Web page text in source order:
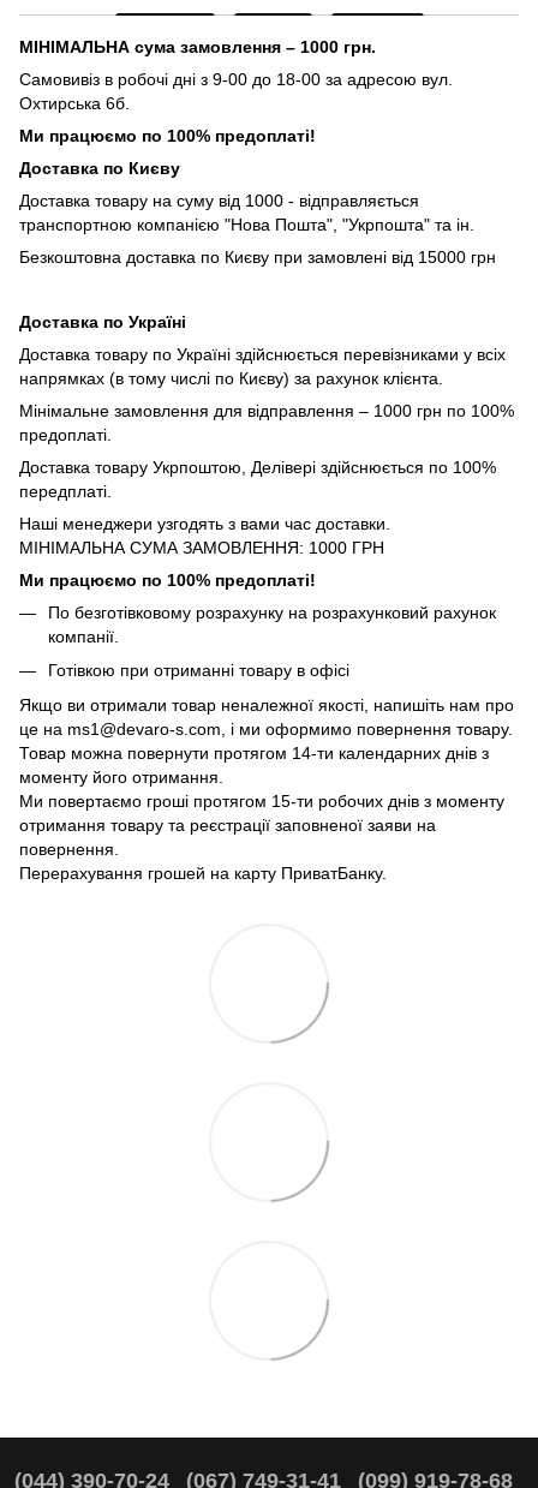
МІНІМАЛЬНА сума замовлення – 1000 грн.
Самовивіз в робочі дні з 9-00 до 18-00 за адресою вул.
Охтирська 6б.
Ми працюємо по 100% предоплаті!
Доставка по Києву
Доставка товару на суму від 1000 - відправляється
транспортною компанією "Нова Пошта", "Укрпошта" та ін.
Безкоштовна доставка по Києву при замовлені від 15000 грн
Доставка по Україні
Доставка товару по Україні здійснюється перевізниками у всіх
напрямках (в тому числі по Києву) за рахунок клієнта.
Мінімальне замовлення для відправлення – 1000 грн по 100%
предоплаті.
Доставка товару Укрпоштою, Делівері здійснюється по 100%
передплаті.
Наші менеджери узгодять з вами час доставки.
МІНІМАЛЬНА СУМА ЗАМОВЛЕННЯ: 1000 ГРН
Ми працюємо по 100% предоплаті!
По безготівковому розрахунку на розрахунковий рахунок
компанії.
Готівкою при отриманні товару в офісі
Якщо ви отримали товар неналежної якості, напишіть нам про
це на ms1@devaro-s.com, і ми оформимо повернення товару.
Товар можна повернути протягом 14-ти календарних днів з
моменту його отримання.
Ми повертаємо гроші протягом 15-ти робочих днів з моменту
отримання товару та реєстрації заповненої заяви на
повернення.
Перерахування грошей на карту ПриватБанку.
(044) 390-70-24 (067) 749-31-41 (099) 919-78-68